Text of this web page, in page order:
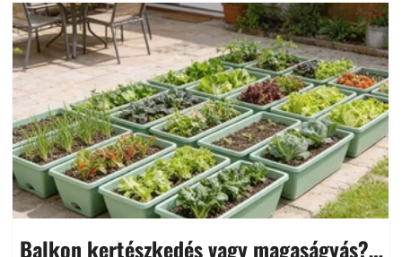
Balkon kertészkedés vagy magaságyás?